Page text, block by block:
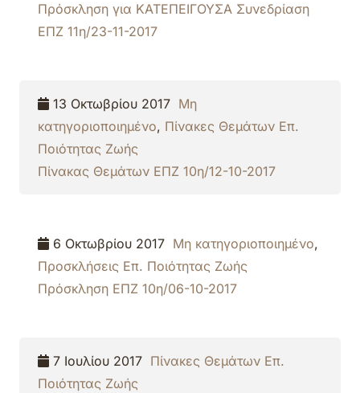
Πρόσκληση για ΚΑΤΕΠΕΙΓΟΥΣΑ Συνεδρίαση
ΕΠΖ 11η/23-11-2017
13 Οκτωβρίου 2017 Μη
κατηγοριοποιημένο, Πίνακες Θεμάτων Επ.
Ποιότητας Ζωής
Πίνακας Θεμάτων ΕΠΖ 10η/12-10-2017
6 Οκτωβρίου 2017 Μη κατηγοριοποιημένο,
Προσκλήσεις Επ. Ποιότητας Ζωής
Πρόσκληση ΕΠΖ 10η/06-10-2017
7 Ιουλίου 2017 Πίνακες Θεμάτων Επ.
Ποιότητας Ζωής